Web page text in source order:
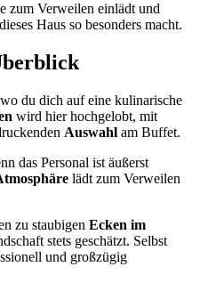
zum Verweilen einlädt und
Haus so besonders macht.
du dich auf eine kulinarische
wird hier hochgelobt, mit
Auswahl am Buffet.
das Personal ist äußerst
lädt zum Verweilen
zu staubigen Ecken im
stets geschätzt. Selbst
und großzügig